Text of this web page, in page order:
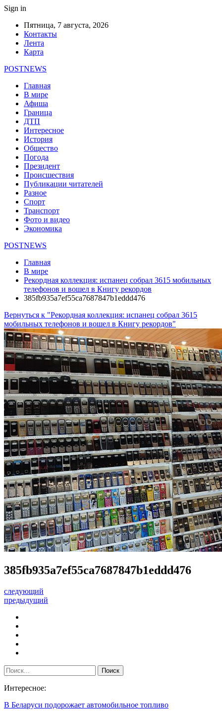
Sign in
Пятница, 7 августа, 2026
Контакты
Лента
Карта
POSTNEWS
Главная
В мире
Афиша
Граница
ДТП
Интересное
История
Общество
Погода
Президент
Происшествия
Публикации читателей
Разное
Спорт
Транспорт
Фото и видео
Экономика
POSTNEWS
Главная
В мире
Рекордная коллекция: испанец собрал 3615 мобильных
телефонов и вошел в Книгу рекордов
385fb935a7ef55ca7687847b1eddd476
Вернуться к "Рекордная коллекция: испанец собрал 3615
мобильных телефонов и вошел в Книгу рекордов"
385fb935a7ef55ca7687847b1eddd476
следующий
предыдущий
Интересное:
В Беларуси подорожает автомобильное топливо